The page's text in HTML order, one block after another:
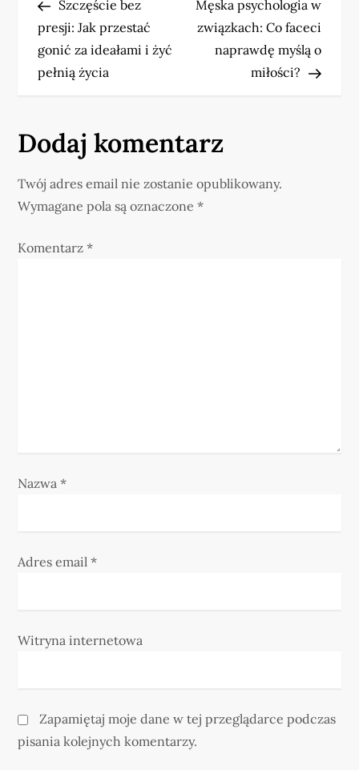
a
w
a
c
PostSzczęście bez
presji: Jak przestać
gonić za ideałami i żyć
pełnią życia
Post
Męska psychologia w
związkach: Co faceci
naprawdę myślą o
miłości?
Dodaj komentarz
Twój adres email nie zostanie opublikowany.
Wymagane pola są oznaczone*
Komentarz*
Nazwa*
Adres email*
Witryna internetowa
Zapamiętaj moje dane w tej przeglądarce podczas
pisania kolejnych komentarzy.